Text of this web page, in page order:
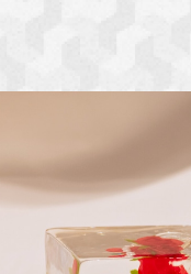
ブライダル氷華SS イエロー
¥7,150